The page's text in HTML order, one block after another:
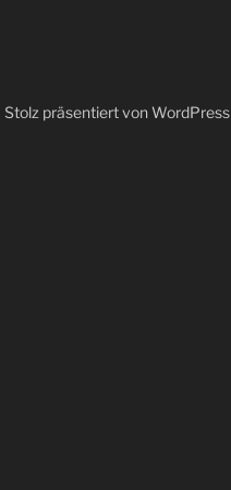
Stolz präsentiert von WordPress